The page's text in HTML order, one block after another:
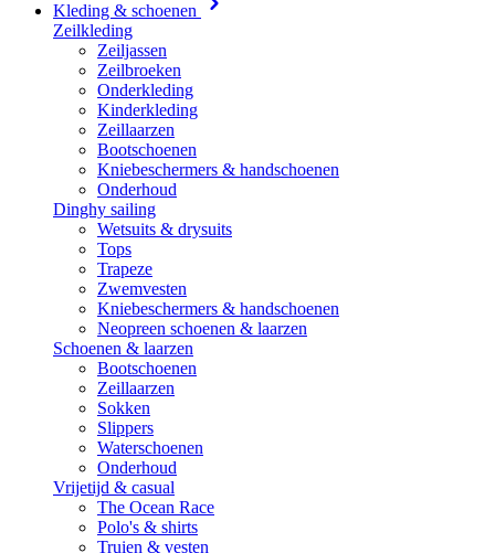
Kleding & schoenen
Zeilkleding
Zeiljassen
Zeilbroeken
Onderkleding
Kinderkleding
Zeillaarzen
Bootschoenen
Kniebeschermers & handschoenen
Onderhoud
Dinghy sailing
Wetsuits & drysuits
Tops
Trapeze
Zwemvesten
Kniebeschermers & handschoenen
Neopreen schoenen & laarzen
Schoenen & laarzen
Bootschoenen
Zeillaarzen
Sokken
Slippers
Waterschoenen
Onderhoud
Vrijetijd & casual
The Ocean Race
Polo's & shirts
Truien & vesten